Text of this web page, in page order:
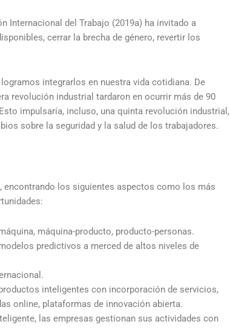
Internacional del Trabajo (2019a) ha invitado a
cerrar la brecha de género, revertir los
integrarlos en nuestra vida cotidiana. De
revolución industrial tardaron en ocurrir más de 90
impulsaría, incluso, una quinta revolución industrial,
sobre la seguridad y la salud de los trabajadores.
encontrando los siguientes aspectos como los más
máquina-producto, producto-personas.
predictivos a merced de altos niveles de
inteligentes con incorporación de servicios,
online, plataformas de innovación abierta.
las empresas gestionan sus actividades con